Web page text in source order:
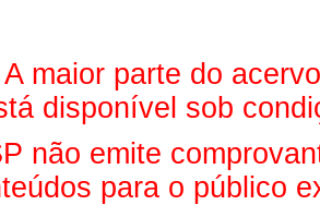
A maior parte do
disponível sob
não emite
para o público